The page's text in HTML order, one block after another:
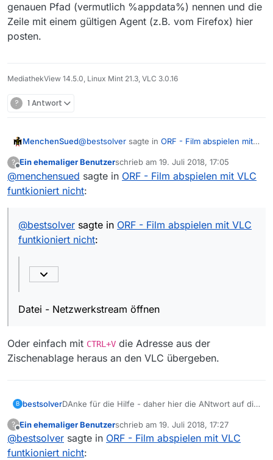
alle Einstellungen anzeigen
Set zum Abspielen auswählen
Bitte um AUfklärung im Detail
Vielen Dank
genauen Pfad (vermutlich %appdata%) nennen und die
Zeile mit einem gültigen Agent (z.B. vom Firefox) hier
posten.
MediathekView 14.5.0, Linux Mint 21.3, VLC 3.0.16
? 1 Antwort
MenchenSued@bestsolver sagte in ORF - Film abspielen mit
Da weiss ich nicht, wohin ich die Film-Url
Datei - Netzwerkstream öffnen
? Ein ehemaliger Benutzerschrieb am 19. Juli 2018, 17:05
zuletzt editiert von
@menchensued sagte in ORF - Film abspielen mit VLC
funtkioniert nicht:
@bestsolver sagte in ORF - Film abspielen mit VLC
funtkioniert nicht:
Datei - Netzwerkstream öffnen
Oder einfach mit CTRL+V die Adresse aus der
Zischenablage heraus an den VLC übergeben.
B bestsolverDAnke für die Hilfe - daher hier die ANtwort auf die
Meldung in VLC:
Wenn ich die Film Url aus MV in VLC kopiere und in
VLC öffne - erscheint folgendes Meldungsfenster:
?
Offline
Ein ehemaliger Benutzerschrieb am 19. Juli 2018, 17:27
zuletzt editiert von
@bestsolver sagte in ORF - Film abspielen mit VLC
funtkioniert nicht: